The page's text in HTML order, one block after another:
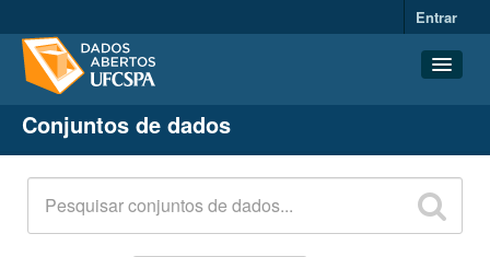
Entrar
Conjuntos de dados
Organizações
Grupos
Sobre
Conjuntos de dados